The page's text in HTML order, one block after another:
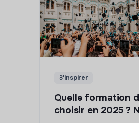
S'inspirer
Quelle formation
choisir en 2025 ?